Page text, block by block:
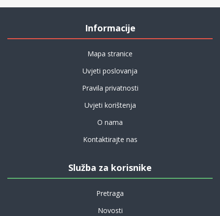
Informacije
Mapa stranice
Uvjeti poslovanja
Pravila privatnosti
Uvjeti korištenja
O nama
Kontaktirajte nas
Služba za korisnike
Pretraga
Novosti